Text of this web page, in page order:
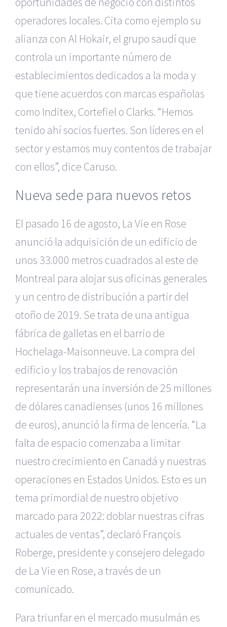
operadores locales. Cita como ejemplo su
alianza con Al Hokair, el grupo saudí que
controla un importante número de
establecimientos dedicados a la moda y
que tiene acuerdos con marcas españolas
como Inditex, Cortefiel o Clarks. “Hemos
tenido ahí socios fuertes. Son líderes en el
sector y estamos muy contentos de trabajar
con ellos”, dice Caruso.
Nueva sede para nuevos retos
El pasado 16 de agosto, La Vie en Rose
anunció la adquisición de un edificio de
unos 33.000 metros cuadrados al este de
Montreal para alojar sus oficinas generales
y un centro de distribución a partir del
otoño de 2019. Se trata de una antigua
fábrica de galletas en el barrio de
Hochelaga-Maisonneuve. La compra del
edificio y los trabajos de renovación
representarán una inversión de 25 millones
de dólares canadienses (unos 16 millones
de euros), anunció la firma de lencería. “La
falta de espacio comenzaba a limitar
nuestro crecimiento en Canadá y nuestras
operaciones en Estados Unidos. Esto es un
tema primordial de nuestro objetivo
marcado para 2022: doblar nuestras cifras
actuales de ventas”, declaró François
Roberge, presidente y consejero delegado
de La Vie en Rose, a través de un
comunicado.
Para triunfar en el mercado musulmán es